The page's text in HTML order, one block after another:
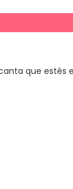
que estés